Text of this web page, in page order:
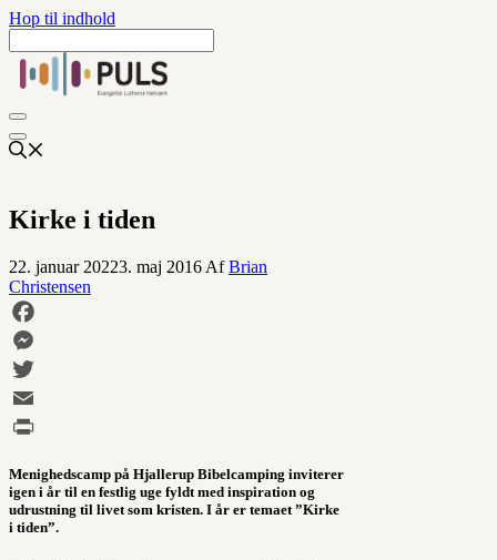
Hop til indhold
Kirke i tiden
22. januar 20223. maj 2016 AfBrian
Christensen
Facebook
Messenger
Twitter
Email
Menighedscamp på Hjallerup Bibelcamping inviterer
igen i år til en festlig uge fyldt med inspiration og
udrustning til livet som kristen. I år er temaet ”Kirke
i tiden”.